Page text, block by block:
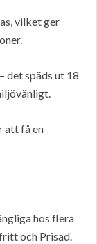
vilket ger
det späds ut 18
att få en
hos flera
och Prisad.